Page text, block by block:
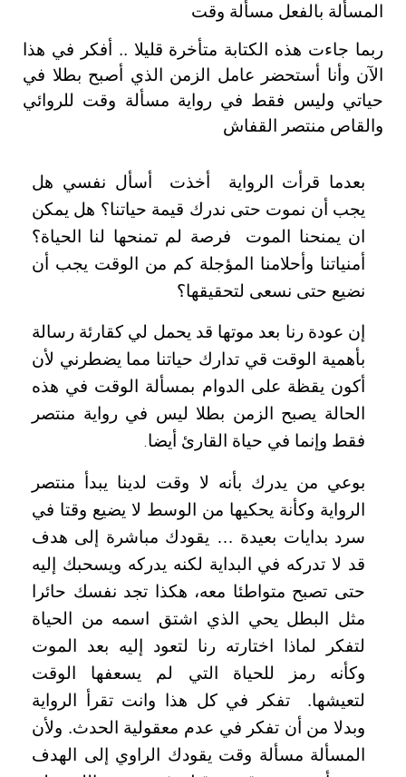
المسألة بالفعل مسألة وقت
ربما جاءت هذه الكتابة متأخرة قليلا .. أفكر في هذا
الآن وأنا أستحضر عامل الزمن الذي أصبح بطلا في
حياتي وليس فقط في رواية مسألة وقت للروائي
والقاص منتصر القفاش
بعدما قرأت الرواية أخذت
أسأل نفسي هل
يجب أن نموت حتى ندرك قيمة حياتنا؟ هل يمكن
ان يمنحنا الموت
فرصة لم تمنحها لنا الحياة؟
أمنياتنا وأحلامنا المؤجلة كم من الوقت يجب أن
نضيع حتى نسعى لتحقيقها؟
إن عودة رنا بعد موتها قد يحمل لي كقارئة رسالة
بأهمية الوقت قي تدارك حياتنا مما يضطرني لأن
أكون يقظة على الدوام بمسألة الوقت في هذه
الحالة يصبح الزمن بطلا ليس في رواية منتصر
فقط وإنما في حياة القارئ أيضا.
بوعي من يدرك بأنه لا وقت لدينا يبدأ منتصر
الرواية وكأنة يحكيها من الوسط لا يضيع وقتا في
سرد بدايات بعيدة … يقودك مباشرة إلى هدف
قد لا تدركه في البداية لكنه يدركه ويسحبك إليه
حتى تصبح متواطئا معه، هكذا تجد نفسك حائرا
مثل البطل يحي الذي اشتق اسمه من الحياة
لتفكر لماذا اختارته رنا لتعود إليه بعد الموت
وكأنه رمز للحياة التي لم يسعفها الوقت
لتعيشها.
تفكر في كل هذا وانت تقرأ الرواية
وبدلا من أن تفكر في عدم معقولية الحدث. ولأن
المسألة مسألة وقت يقودك الراوي إلى الهدف